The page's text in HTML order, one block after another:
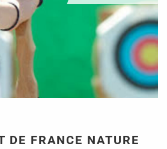
DE FRANCE NATURE